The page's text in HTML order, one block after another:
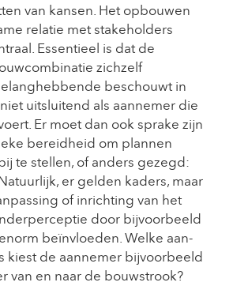
van kansen. Het opbouwen
relatie met stakeholders
Essentieel is dat de
zichzelf
beschouwt in
uitsluitend als aannemer die
Er moet dan ook sprake zijn
bereidheid om plannen
te stellen, of anders gezegd:
er gelden kaders, maar
of inrichting van het
door bijvoorbeeld
beïnvloeden. Welke aan-
kiest de aannemer bijvoorbeeld
van en naar de bouwstrook?